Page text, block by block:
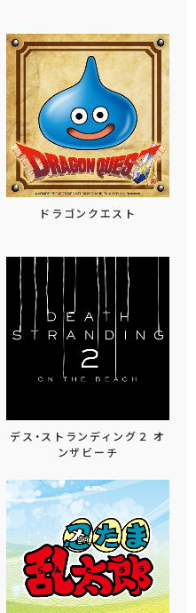
ドラゴンクエスト
デス・ストランディング２ オ
ンザビーチ